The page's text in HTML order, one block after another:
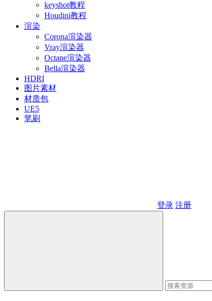
keyshot教程
Houdini教程
渲染
Corona渲染器
Vray渲染器
Octane渲染器
Bella渲染器
HDRI
图片素材
材质包
UE5
笔刷
登录 注册